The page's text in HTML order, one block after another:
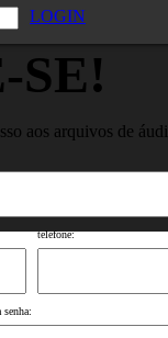
LOGIN
SE!
aos arquivos de
telefone:
senha: